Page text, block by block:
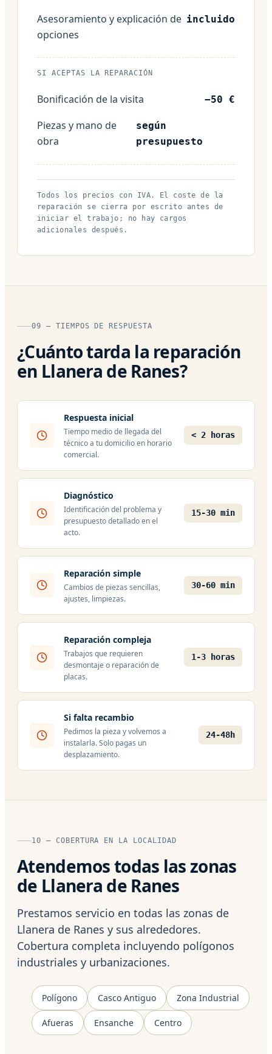
Asesoramiento y explicación de
opciones
incluido
SI ACEPTAS LA REPARACIÓN
Bonificación de la visita −50 €
Piezas y mano de
obra
según
presupuesto
Todos los precios con IVA. El coste de la
reparación se cierra por escrito antes de
iniciar el trabajo; no hay cargos
adicionales después.
09 — TIEMPOS DE RESPUESTA
¿Cuánto tarda la reparación
en Llanera de Ranes?
Respuesta inicial
Tiempo medio de llegada del
técnico a tu domicilio en horario
comercial.
< 2 horas
Diagnóstico
Identificación del problema y
presupuesto detallado en el
acto.
15-30 min
Reparación simple
Cambios de piezas sencillas,
ajustes, limpiezas.
30-60 min
Reparación compleja
Trabajos que requieren
desmontaje o reparación de
placas.
1-3 horas
Si falta recambio
Pedimos la pieza y volvemos a
instalarla. Solo pagas un
desplazamiento.
24-48h
10 — COBERTURA EN LA LOCALIDAD
Atendemos todas las zonas
de Llanera de Ranes
Prestamos servicio en todas las zonas de
Llanera de Ranes y sus alrededores.
Cobertura completa incluyendo polígonos
industriales y urbanizaciones.
Polígono Casco Antiguo Zona Industrial
Afueras Ensanche Centro